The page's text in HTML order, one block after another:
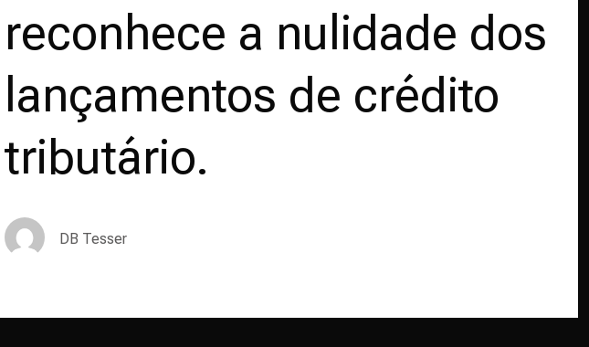
reconhece a nulidade dos
lançamentos de crédito
tributário.
DB Tesser